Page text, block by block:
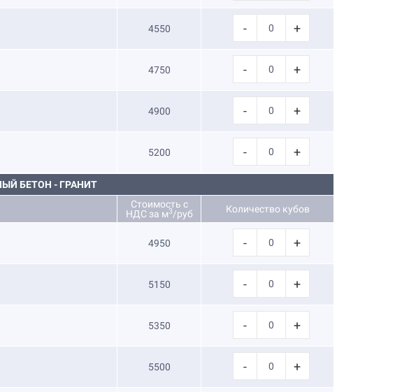
4550 - +
4750 - +
4900 - +
5200 - +
БЕТОН - ГРАНИТ
Стоимость с
НДС за м3/руб Количество кубов
4950 - +
5150 - +
5350 - +
5500 - +